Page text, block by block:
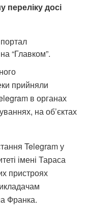
переліку досі
“Главком”.
прийняли
в органах
на об’єктах
Telegram у
імені Тараса
пристроях
Франка.